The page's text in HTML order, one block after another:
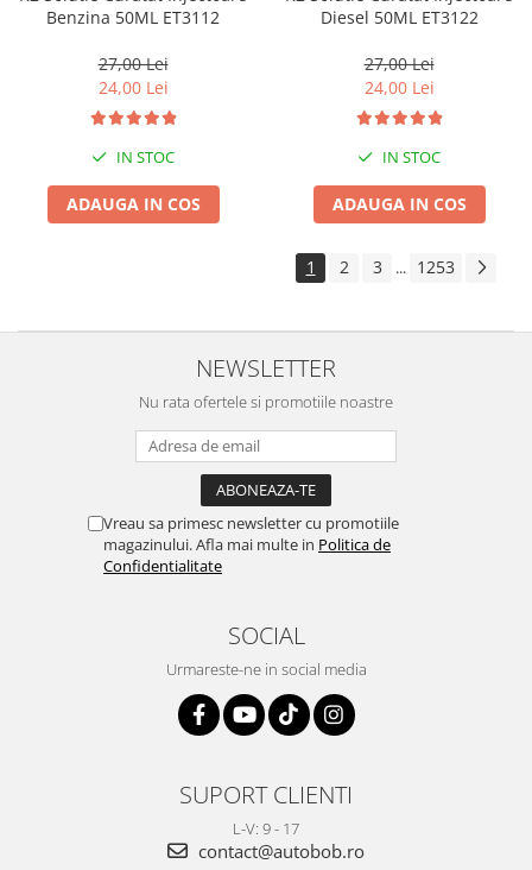
Benzina 50ML ET3112
27,00 Lei
24,00 Lei
IN STOC
ADAUGA IN COS
Diesel 50ML ET3122
27,00 Lei
24,00 Lei
IN STOC
ADAUGA IN COS
1 2 3 ... 1253
NEWSLETTER
Nu rata ofertele si promotiile noastre
Vreau sa primesc newsletter cu promotiile
magazinului. Afla mai multe in Politica de
Confidentialitate
SOCIAL
Urmareste-ne in social media
SUPORT CLIENTI
L-V: 9 - 17
contact@autobob.ro